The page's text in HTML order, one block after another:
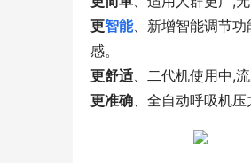
更智能、新增智能调节
感。
更舒适、二代机使用中,
更准确、全自动呼吸机压